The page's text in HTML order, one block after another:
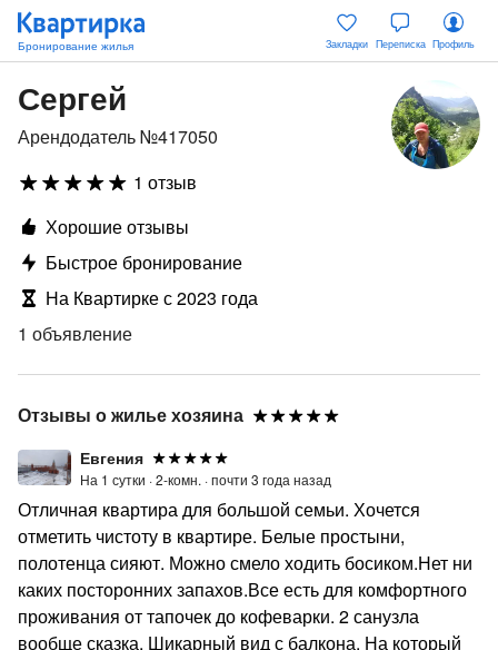
Закладки Переписка Профиль
Сергей
Арендодатель №417050
1 отзыв
Хорошие отзывы
Быстрое бронирование
На Квартирке с 2023 года
1 объявление
Отзывы о жилье хозяина
Евгения
На 1 сутки ·2-комн. ·почти 3 года назад
Отличная квартира для большой семьи. Хочется
отметить чистоту в квартире. Белые простыни,
полотенца сияют. Можно смело ходить босиком.Нет ни
каких посторонних запахов.Все есть для комфортного
проживания от тапочек до кофеварки. 2 санузла
вообще сказка. Шикарный вид с балкона. На который